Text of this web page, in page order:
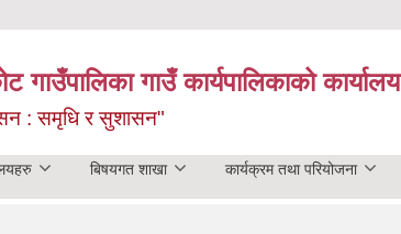
गाउँपालिका गाउँ कार्यपालिकाको कार्यालय
: समृधि र सुशासन"
बिषयगत शाखा कार्यक्रम तथा परियोजना